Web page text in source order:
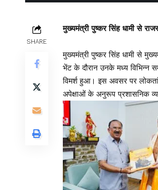
SHARE
मुख्यमंत्री पुष्कर सिंह धामी से
मुख्यमंत्री पुष्कर सिंह धामी से
भेंट के दौरान उनके मध्य विभिन्न
विमर्श हुआ। इस अवसर पर
अपेक्षाओं के अनुरूप प्रशासनिक